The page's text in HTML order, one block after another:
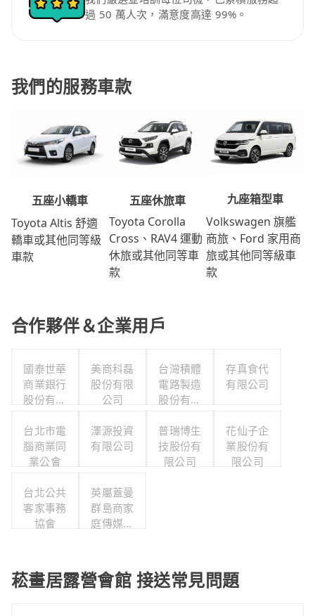
過 50 萬人次，滿意度高達 99%。
我們的服務車款
五座小轎車
Toyota Altis 舒適
轎車或其他同等級
車款
五座休旅車
Toyota Corolla
Cross、RAV4 運動
休旅或其他同等車
款
九座箱型車
Volkswagen 旗艦
商旅、Ford 家用商
旅或其他同等級車
款
合作夥伴＆企業用戶
國泰世華
商業銀行
股份有限
美商科磊
股份有限
公司
台灣積體
電路製造
股份有限
存真食代
有限公司
台北市電
腦商業同
業公會
澤源投資
有限公司
普瑞博生
技股份有
限公司
花仙子企
業股份有
限公司
台北公共
客家事務
協會
英屬蓋曼
群島商家
庭傳媒股
公司
菘畫居露營會館 接送常見問題